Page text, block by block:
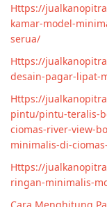
Https://
kamar-model-
serua/
Https://
desain-pagar-lipat-
Https://
pintu/pintu-teralis-
ciomas-river-view-
minimalis-di-
Https://
ringan-minimalis-